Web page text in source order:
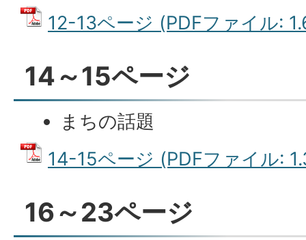
12-13ページ (PDFファイル:
14～15ページ
まちの話題
14-15ページ (PDFファイル:
16～23ページ